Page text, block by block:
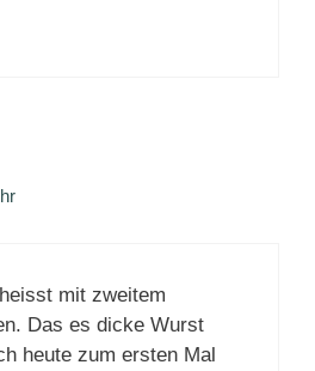
mit zweitem
Das es dicke Wurst
heute zum ersten Mal